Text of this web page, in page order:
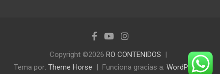
Copyright ©2026 RO CONTENIDOS
Tema por: Theme Horse Funciona gracias a: WordPress